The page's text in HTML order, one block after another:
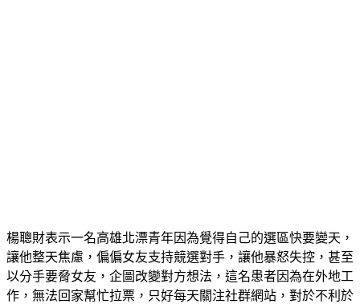
楊聰財表示一名高雄北漂青年因為覺得自己的選區快要變天，
讓他整天焦慮，偏偏女友支持競選對手，讓他暴怒失控，甚至
以分手要脅女友，企圖改變對方想法，這名患者因為在外地工